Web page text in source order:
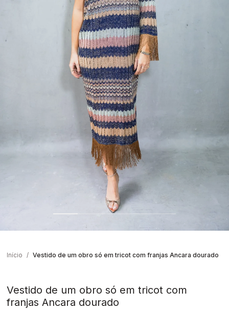
Início Vestido de um obro só em tricot com franjas Ancara dourado
Vestido de um obro só em tricot com
franjas Ancara dourado